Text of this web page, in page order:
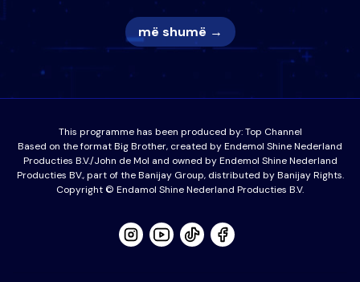
më shumë →
This programme has been produced by:Top Channel
Based on the format Big Brother, created by Endemol Shine Nederland
Producties B.V./John de Mol and owned by Endemol Shine Nederland
Producties BV., part of the Banijay Group, distributed by Banijay Rights.
Copyright © Endamol Shine Nederland Producties B.V.